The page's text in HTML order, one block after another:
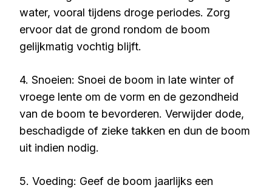
water, vooral tijdens droge periodes. Zorg
ervoor dat de grond rondom de boom
gelijkmatig vochtig blijft.
4. Snoeien: Snoei de boom in late winter of
vroege lente om de vorm en de gezondheid
van de boom te bevorderen. Verwijder dode,
beschadigde of zieke takken en dun de boom
uit indien nodig.
5. Voeding: Geef de boom jaarlijks een